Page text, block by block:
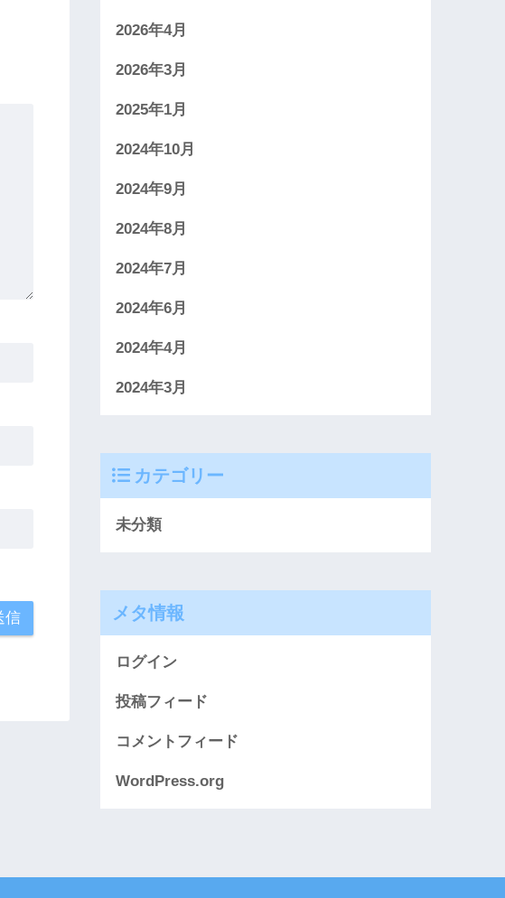
2026年4月
2026年3月
2025年1月
2024年10月
2024年9月
2024年8月
2024年7月
2024年6月
2024年4月
2024年3月
カテゴリー
未分類
メタ情報
ログイン
投稿フィード
コメントフィード
WordPress.org